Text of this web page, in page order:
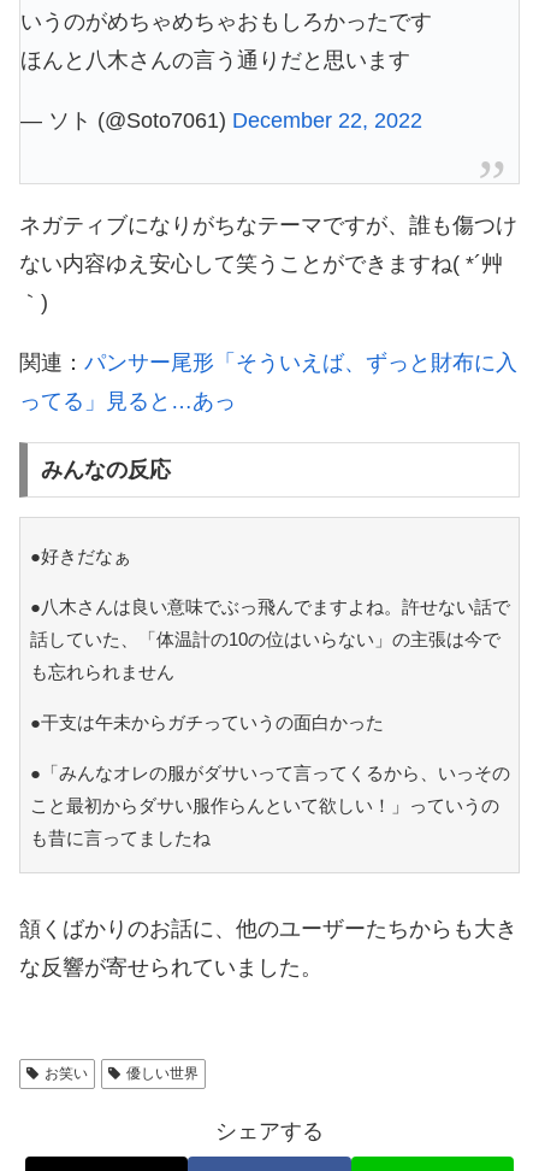
いうのがめちゃめちゃおもしろかったです
ほんと八木さんの言う通りだと思います
— ソト (@Soto7061) December 22, 2022
ネガティブになりがちなテーマですが、誰も傷つけ
ない内容ゆえ安心して笑うことができますね( *´艸
｀)
関連： パンサー尾形「そういえば、ずっと財布に入
ってる」見ると…あっ
みんなの反応
●好きだなぁ
●八木さんは良い意味でぶっ飛んでますよね。許せない話で
話していた、「体温計の10の位はいらない」の主張は今で
も忘れられません
●干支は午未からガチっていうの面白かった
●「みんなオレの服がダサいって言ってくるから、いっその
こと最初からダサい服作らんといて欲しい！」っていうの
も昔に言ってましたね
頷くばかりのお話に、他のユーザーたちからも大き
な反響が寄せられていました。
お笑い 優しい世界
シェアする